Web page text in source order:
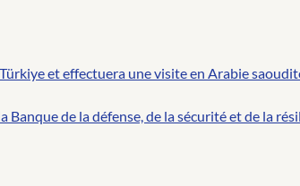
et effectuera une visite en Arabie
Banque de la défense, de la sécurité et de la